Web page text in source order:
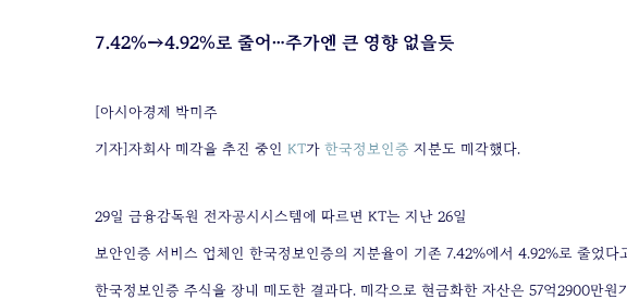
7.42%→4.92%로 줄어…주가엔 큰 영향 없을듯
[아시아경제 박미주
기자]자회사 매각을 추진 중인 KT가 한국정보인증 지분도 매각했다.
29일 금융감독원 전자공시시스템에 따르면 KT는 지난 26일
보안인증 서비스 업체인 한국정보인증의 지분율이 기존 7.42%에서 4.92%로 줄었다
한국정보인증 주식을 장내 매도한 결과다. 매각으로 현금화한 자산은 57억2900만원